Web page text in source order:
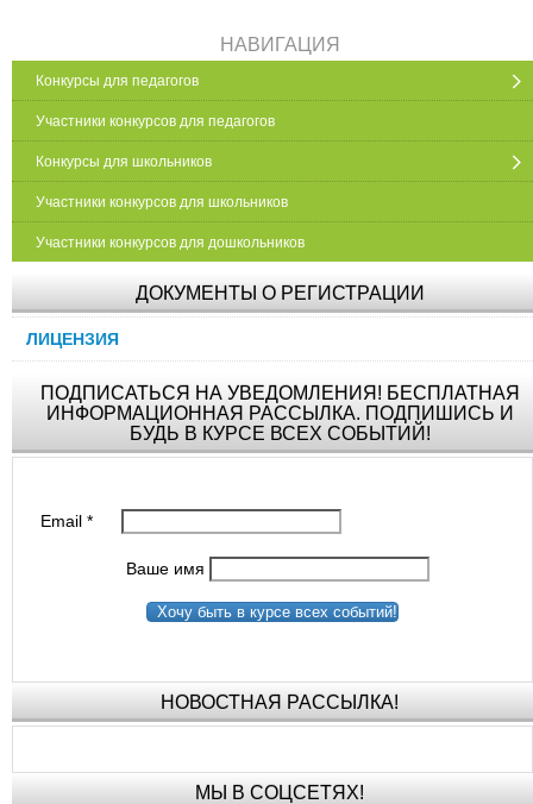
НАВИГАЦИЯ
Конкурсы для педагогов
Участники конкурсов для педагогов
Конкурсы для школьников
Участники конкурсов для школьников
Участники конкурсов для дошкольников
ДОКУМЕНТЫ О РЕГИСТРАЦИИ
ЛИЦЕНЗИЯ
ПОДПИСАТЬСЯ НА УВЕДОМЛЕНИЯ! БЕСПЛАТНАЯ
ИНФОРМАЦИОННАЯ РАССЫЛКА. ПОДПИШИСЬ И
БУДЬ В КУРСЕ ВСЕХ СОБЫТИЙ!
Email*
Ваше имя
Хочу быть в курсе всех событий!
НОВОСТНАЯ РАССЫЛКА!
МЫ В СОЦСЕТЯХ!